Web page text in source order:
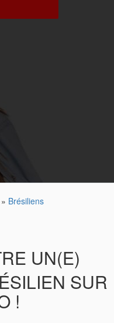
» Brésiliens
UN(E)
SUR
!